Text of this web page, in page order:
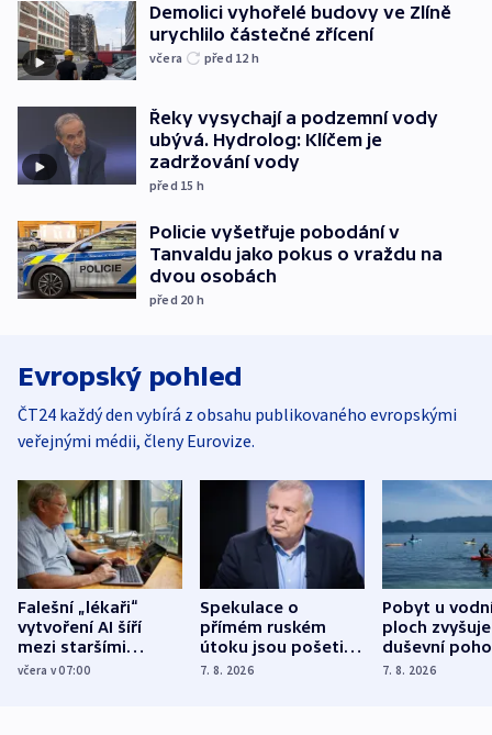
Demolici vyhořelé budovy ve Zlíně
urychlilo částečné zřícení
včera před 12 h
Řeky vysychají a podzemní vody
ubývá. Hydrolog: Klíčem je
zadržování vody
před 15 h
Policie vyšetřuje pobodání v
Tanvaldu jako pokus o vraždu na
dvou osobách
před 20 h
Evropský pohled
ČT24 každý den vybírá z obsahu publikovaného evropskými
veřejnými médii, členy Eurovize.
Falešní „lékaři“
vytvoření AI šíří
mezi staršími
Poláky nebezpečné
včera v 07:00
Spekulace o
přímém ruském
útoku jsou pošetilé,
míní estonský
7. 8. 2026
Pobyt u
ploch zvyšuje
duševní
ukázala
7. 8. 2026